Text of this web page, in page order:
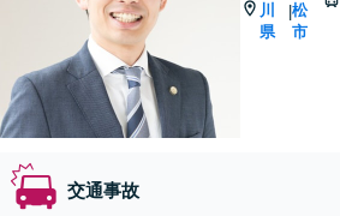
川
県
|松
市
交通事故